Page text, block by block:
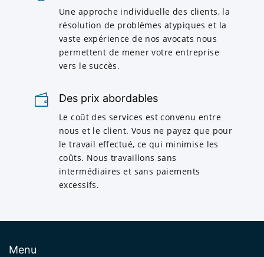
Une approche individuelle des clients, la
résolution de problèmes atypiques et la
vaste expérience de nos avocats nous
permettent de mener votre entreprise
vers le succès.
Des prix abordables
Le coût des services est convenu entre
nous et le client. Vous ne payez que pour
le travail effectué, ce qui minimise les
coûts. Nous travaillons sans
intermédiaires et sans paiements
excessifs.
Menu